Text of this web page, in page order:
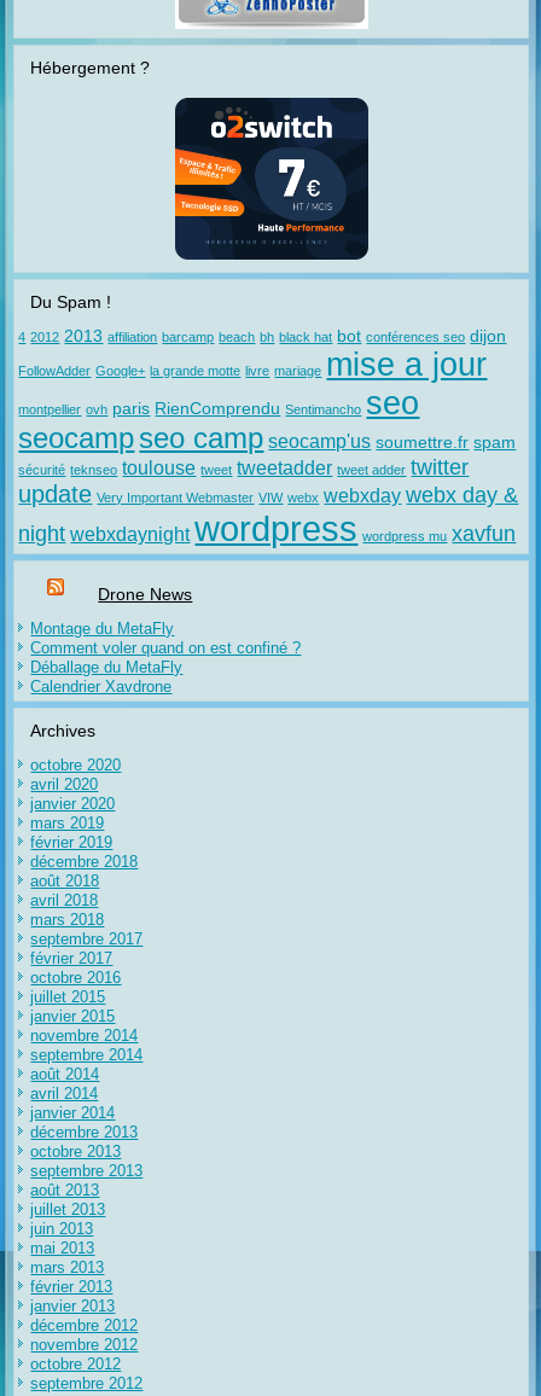
Hébergement ?
Du Spam !
4 2012 2013 affiliation barcamp beach bh black hat bot conférences seo dijon
FollowAdder Google+ la grande motte livre mariage mise a jour
montpellier ovh paris RienComprendu Sentimancho seo
seocampseo camp seocamp'us soumettre.fr spam
sécurité teknseo toulouse tweet tweetadder tweet adder twitter
update Very Important Webmaster VIW webx webxday webx day &
night webxdaynight wordpress wordpress mu xavfun
Drone News
Montage du MetaFly
Comment voler quand on est confiné ?
Déballage du MetaFly
Calendrier Xavdrone
Archives
octobre 2020
avril 2020
janvier 2020
mars 2019
février 2019
décembre 2018
août 2018
avril 2018
mars 2018
septembre 2017
février 2017
octobre 2016
juillet 2015
janvier 2015
novembre 2014
septembre 2014
août 2014
avril 2014
janvier 2014
décembre 2013
octobre 2013
septembre 2013
août 2013
juillet 2013
juin 2013
mai 2013
mars 2013
février 2013
janvier 2013
décembre 2012
novembre 2012
octobre 2012
septembre 2012